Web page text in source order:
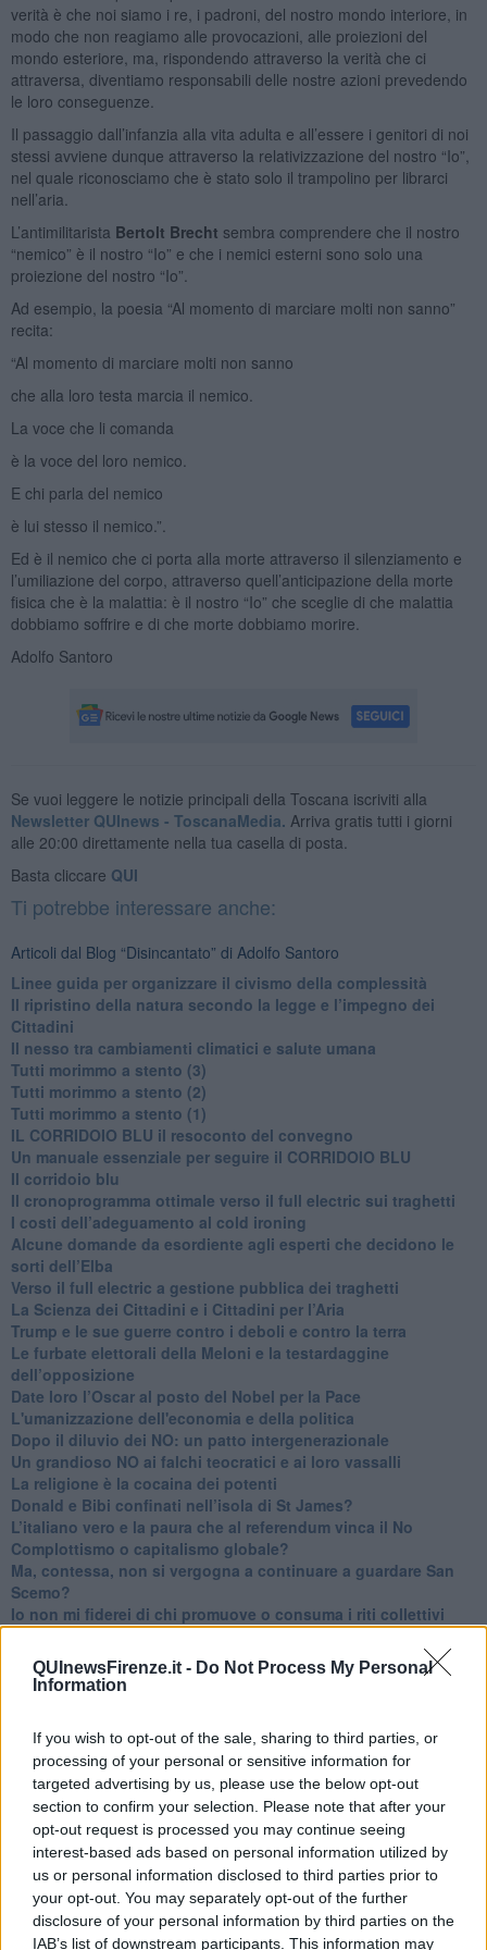
QUInewsFirenze.it - Do Not Process My Personal
Information
If you wish to opt-out of the sale, sharing to third parties, or
processing of your personal or sensitive information for
targeted advertising by us, please use the below opt-out
section to confirm your selection. Please note that after your
opt-out request is processed you may continue seeing
interest-based ads based on personal information utilized by
us or personal information disclosed to third parties prior to
your opt-out. You may separately opt-out of the further
disclosure of your personal information by third parties on the
IAB’s list of downstream participants. This information may
verità è che noi siamo i re, i padroni, del nostro mondo interiore, in
modo che non reagiamo alle provocazioni, alle proiezioni del
mondo esteriore, ma, rispondendo attraverso la verità che ci
attraversa, diventiamo responsabili delle nostre azioni prevedendo
le loro conseguenze.
Il passaggio dall’infanzia alla vita adulta e all’essere i genitori di noi
stessi avviene dunque attraverso la relativizzazione del nostro “Io”,
nel quale riconosciamo che è stato solo il trampolino per librarci
nell’aria.
L’antimilitarista Bertolt Brecht sembra comprendere che il nostro
“nemico” è il nostro “Io” e che i nemici esterni sono solo una
proiezione del nostro “Io”.
Ad esempio, la poesia “Al momento di marciare molti non sanno”
recita:
“Al momento di marciare molti non sanno
che alla loro testa marcia il nemico.
La voce che li comanda
è la voce del loro nemico.
E chi parla del nemico
è lui stesso il nemico.”.
Ed è il nemico che ci porta alla morte attraverso il silenziamento e
l’umiliazione del corpo, attraverso quell’anticipazione della morte
fisica che è la malattia: è il nostro “Io” che sceglie di che malattia
dobbiamo soffrire e di che morte dobbiamo morire.
Adolfo Santoro
Se vuoi leggere le notizie principali della Toscana iscriviti alla
Newsletter QUInews - ToscanaMedia. Arriva gratis tutti i giorni
alle 20:00 direttamente nella tua casella di posta.
Basta cliccare QUI
Ti potrebbe interessare anche:
Articoli dal Blog “Disincantato” di Adolfo Santoro
​Linee guida per organizzare il civismo della complessità
​Il ripristino della natura secondo la legge e l’impegno dei
Cittadini
Il nesso tra cambiamenti climatici e salute umana
Tutti morimmo a stento (3)
Tutti morimmo a stento (2)
​Tutti morimmo a stento (1)
IL CORRIDOIO BLU il resoconto del convegno
Un manuale essenziale per seguire il CORRIDOIO BLU
Il corridoio blu
​Il cronoprogramma ottimale verso il full electric sui traghetti
​I costi dell’adeguamento al cold ironing
Alcune domande da esordiente agli esperti che decidono le
sorti dell’Elba
Verso il full electric a gestione pubblica dei traghetti​
​La Scienza dei Cittadini e i Cittadini per l’Aria
Trump e le sue guerre contro i deboli e contro la terra
​Le furbate elettorali della Meloni e la testardaggine
dell’opposizione
​Date loro l’Oscar al posto del Nobel per la Pace
L'umanizzazione dell'economia e della politica
​Dopo il diluvio dei NO: un patto intergenerazionale
​Un grandioso NO ai falchi teocratici e ai loro vassalli
La religione è la cocaina dei potenti
Donald e Bibi confinati nell’isola di St James?
L’italiano vero e la paura che al referendum vinca il No
​Complottismo o capitalismo globale?
​Ma, contessa, non si vergogna a continuare a guardare San
Scemo?
​Io non mi fiderei di chi promuove o consuma i riti collettivi
Esportazioni Usa: da democrazia a guerra civile
​I vestiti nuovi degli imperatori baltici
​Pupazzi!
guerra"
​La disinformazione climatica veicolata dai media
Senza una Retta Visione l’Uomo è un automa
​La propaganda bellica nostrana vs l’hasbarà dei sionisti
​La cleptocrazia e lo studio sociologico della propaganda di
guerra
​Uccidere per gioco: il cacciatore e chi vuole armarsi
​La Cop 30 di Belem giorno per giorno
La Cop 30, i crimini e i misfatti verso la vita sulla terra
Arrostire il pianeta: le grandi emissioni della carne e dei